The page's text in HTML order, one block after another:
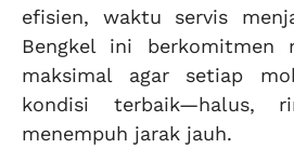
efisien, waktu servis
Bengkel ini berkomitmen
maksimal agar setiap
kondisi terbaik—halus,
menempuh jarak jauh.